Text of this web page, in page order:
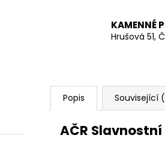
KAMENNÉ
Hrušová 51,
Popis Související
AČR